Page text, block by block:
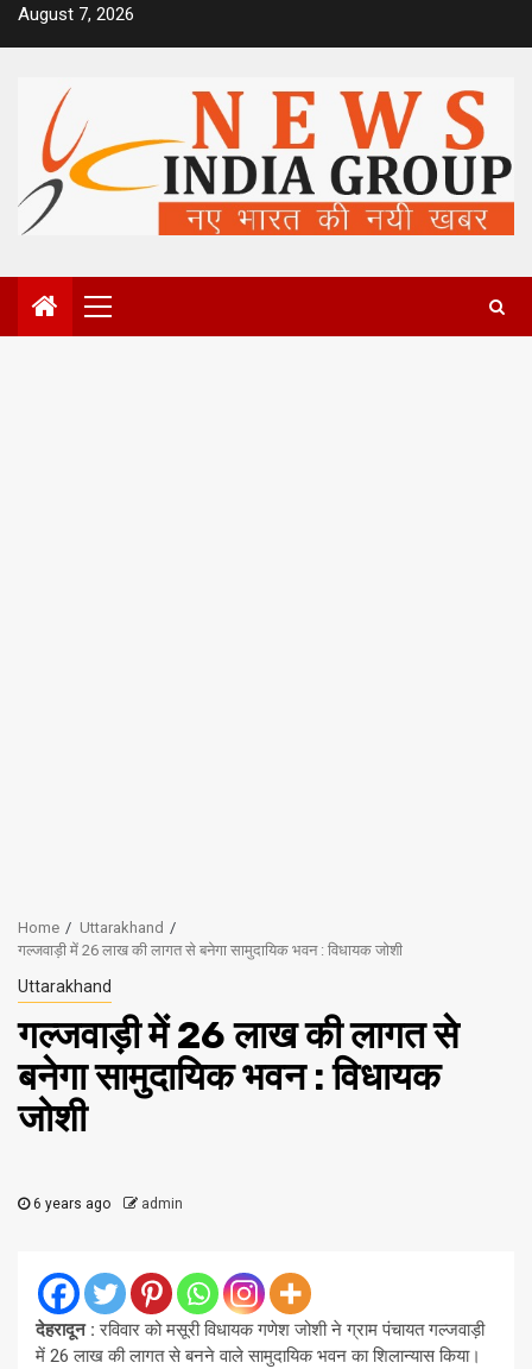
SkipAugust 7, 2026
Primary
Menu
Home
Uttarakhand
गल्जवाड़ी में 26 लाख की लागत से बनेगा सामुदायिक भवन : विधायक जोशी
Uttarakhand
गल्जवाड़ी में 26 लाख की लागत से
बनेगा सामुदायिक भवन : विधायक
जोशी
6 years ago admin
देहरादून :रविवार को मसूरी विधायक गणेश जोशी ने ग्राम पंचायत गल्जवाड़ी
में 26 लाख की लागत से बनने वाले सामुदायिक भवन का शिलान्यास किया।